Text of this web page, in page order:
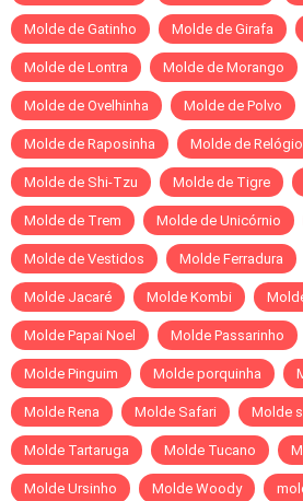
Molde de Gatinho Molde de Girafa
Molde de Lontra Molde de Morango
Molde de Ovelhinha Molde de Polvo
Molde de Raposinha Molde de Relógio
Molde de Shi-Tzu Molde de Tigre
Molde de Trem Molde de Unicórnio
Molde de Vestidos Molde Ferradura
Molde Jacaré Molde Kombi
Molde Papai Noel Molde Passarinho
Molde Pinguim Molde porquinha
Molde Rena Molde Safari Molde
Molde Tartaruga Molde Tucano
Molde Ursinho Molde Woody